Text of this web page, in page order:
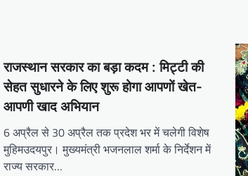
राजस्थान सरकार का बड़ा कदम : मिट्टी की
सेहत सुधारने के लिए शुरू होगा आपणों खेत-
आपणी खाद अभियान
6 अप्रैल से 30 अप्रैल तक प्रदेश भर में चलेगी विशेष
मुहिमउदयपुर। मुख्यमंत्री भजनलाल शर्मा के निर्देशन में
राज्य सरकार…